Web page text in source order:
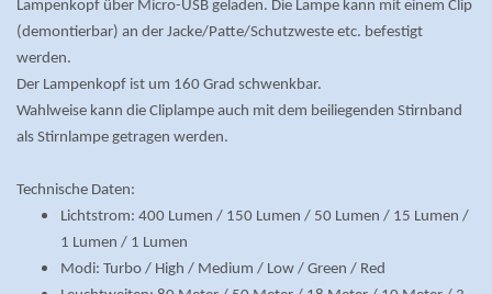
Lampenkopf über Micro-USB geladen. Die Lampe kann mit einem Clip
(demontierbar) an der Jacke/Patte/Schutzweste etc. befestigt
werden.
Der Lampenkopf ist um 160 Grad schwenkbar.
Wahlweise kann die Cliplampe auch mit dem beiliegenden Stirnband
als Stirnlampe getragen werden.
Technische Daten:
Lichtstrom: 400 Lumen / 150 Lumen / 50 Lumen / 15 Lumen /
1 Lumen / 1 Lumen
Modi: Turbo / High / Medium / Low / Green / Red